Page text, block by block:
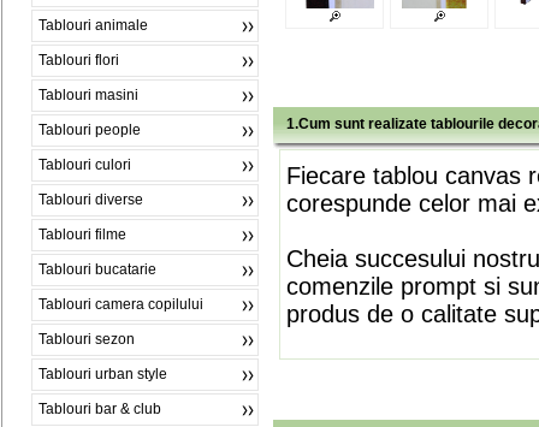
Tablouri animale
Tablouri flori
Tablouri masini
Tablouri people
Tablouri culori
Tablouri diverse
Tablouri filme
Tablouri bucatarie
Tablouri camera copilului
Tablouri sezon
Tablouri urban style
Tablouri bar & club
1.Cum sunt realizate tablourile
Fiecare tablou canvas
corespunde celor mai
Cheia succesului
comenzile prompt si
produs de o calitate